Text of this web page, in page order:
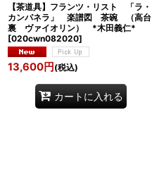
【茶道具】フランツ・リスト 「ラ・
カンパネラ」 楽譜図 茶碗 （高台
裏 ヴァイオリン） *木田義仁*
[020cwn082020]
13,600円 (税込)
カートに入れる